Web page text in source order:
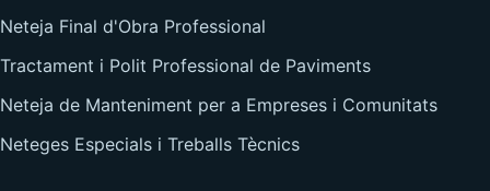
Neteja Final d'Obra Professional
Tractament i Polit Professional de Paviments
Neteja de Manteniment per a Empreses i Comunitats
Neteges Especials i Treballs Tècnics